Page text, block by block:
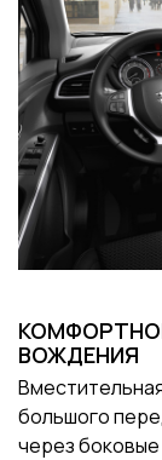
ВОЖДЕНИЯ
большого
через боковые